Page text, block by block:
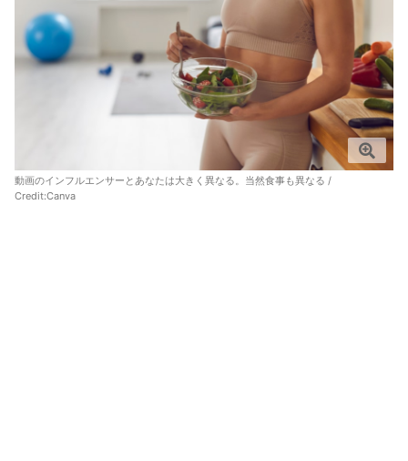
動画のインフルエンサーとあなたは大きく異なる。当然食事も異なる /
Credit:Canva